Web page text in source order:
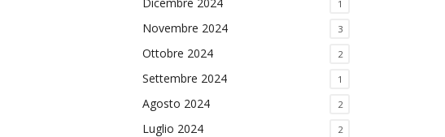
1
Novembre 2024 3
Ottobre 2024 2
Settembre 2024 1
Agosto 2024 2
Luglio 2024 2